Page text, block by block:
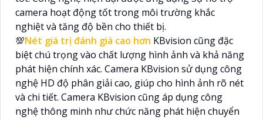
camera hoạt động tốt trong môi trường khắc
nghiệt và tăng độ bền cho thiết bị.
💯Nét giá trị đánh giá cao hơn KBvision cũng đặc
biệt chú trọng vào chất lượng hình ảnh và khả năng
phát hiện chính xác. Camera KBvision sử dụng công
nghệ HD độ phân giải cao, giúp cho hình ảnh rõ nét
và chi tiết. Camera KBvision cũng áp dụng công
nghệ thông minh như chức năng phát hiện chuyển